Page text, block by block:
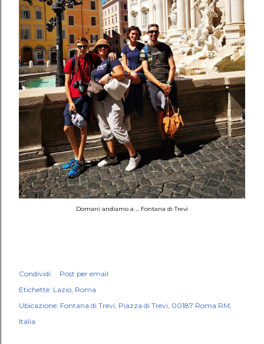
Domani andiamo a ... Fontana di Trevi
Condividi
Post per email
Etichette: Lazio Roma
Ubicazione: Fontana di Trevi, Piazza di Trevi, 00187 Roma RM,
Italia